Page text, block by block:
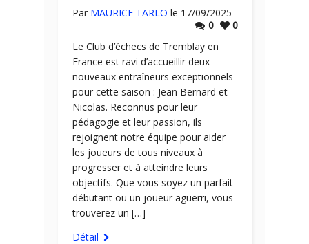
Par MAURICE TARLO le 17/09/2025
0
0
Le Club d’échecs de Tremblay en
France est ravi d’accueillir deux
nouveaux entraîneurs exceptionnels
pour cette saison : Jean Bernard et
Nicolas. Reconnus pour leur
pédagogie et leur passion, ils
rejoignent notre équipe pour aider
les joueurs de tous niveaux à
progresser et à atteindre leurs
objectifs. Que vous soyez un parfait
débutant ou un joueur aguerri, vous
trouverez un […]
Détail